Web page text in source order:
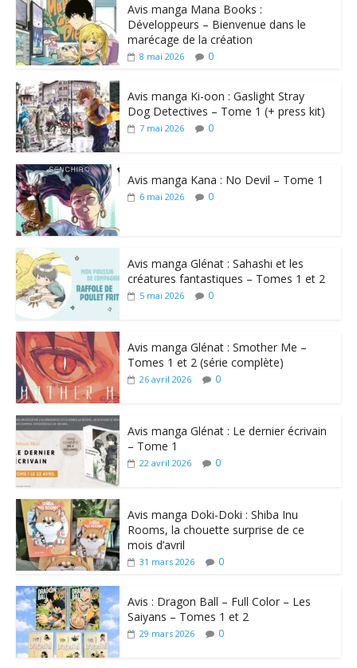
Avis manga Mana Books :
Développeurs – Bienvenue dans le
marécage de la création
8 mai 2026 0
Avis manga Ki-oon : Gaslight Stray
Dog Detectives – Tome 1 (+ press kit)
7 mai 2026 0
Avis manga Kana : No Devil – Tome 1
6 mai 2026 0
Avis manga Glénat : Sahashi et les
créatures fantastiques – Tomes 1 et 2
5 mai 2026 0
Avis manga Glénat : Smother Me –
Tomes 1 et 2 (série complète)
26 avril 2026 0
Avis manga Glénat : Le dernier écrivain
– Tome 1
22 avril 2026 0
Avis manga Doki-Doki : Shiba Inu
Rooms, la chouette surprise de ce
mois d’avril
31 mars 2026 0
Avis : Dragon Ball – Full Color – Les
Saiyans – Tomes 1 et 2
29 mars 2026 0